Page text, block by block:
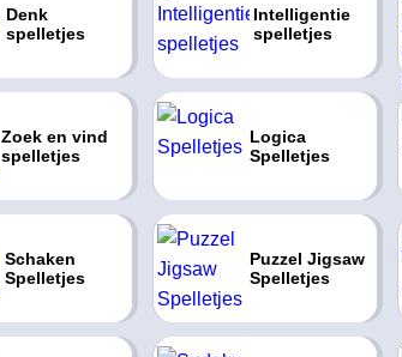
Denk
spelletjes
Intelligentie
spelletjes
Zoek en vind
spelletjes
Logica
Spelletjes
Schaken
Spelletjes
Puzzel Jigsaw
Spelletjes